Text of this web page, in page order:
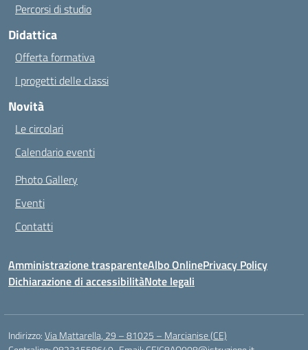
Percorsi di studio
Didattica
Offerta formativa
I progetti delle classi
Novità
Le circolari
Calendario eventi
Photo Gallery
Eventi
Contatti
Amministrazione trasparenteAlbo OnlinePrivacy Policy
Dichiarazione di accessibilitàNote legali
Indirizzo:Via Mattarella, 29 – 81025 – Marcianise (CE)